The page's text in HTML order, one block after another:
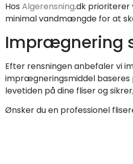
Hos Algerensning.dk prioriterer
minimal vandmængde for at
Imprægnering
Efter rensningen anbefaler vi
imprægneringsmiddel baseres
levetiden på dine fliser og
Ønsker du en professionel